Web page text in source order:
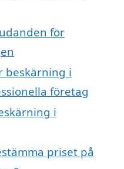
för
beskärning i
företag
i
priset på